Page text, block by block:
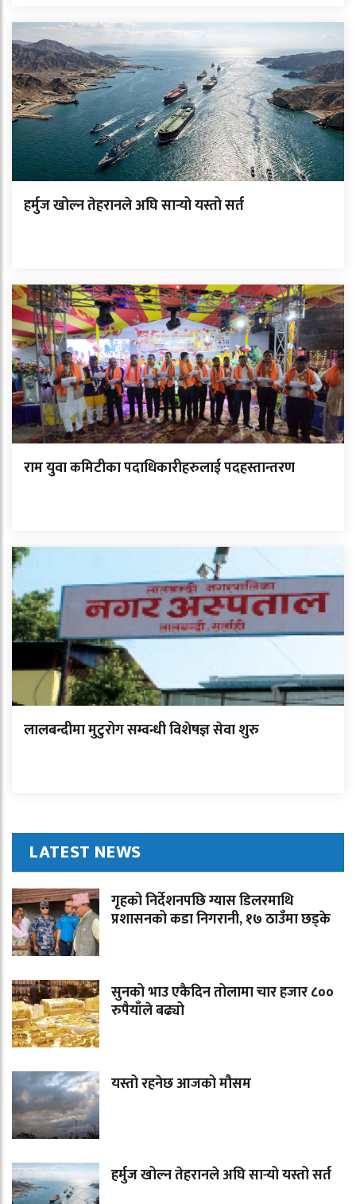
हर्मुज खोल्न तेहरानले अघि सार्‍यो यस्तो सर्त
राम युवा कमिटीका पदाधिकारीहरुलाई पदहस्तान्तरण
लालबन्दीमा मुटुरोग सम्वन्धी विशेषज्ञ सेवा शुरु
LATEST NEWS
गृहको निर्देशनपछि ग्यास डिलरमाथि
प्रशासनको कडा निगरानी, १७ ठाउँमा छड्के
सुनको भाउ एकैदिन तोलामा चार हजार ८००
रुपैयाँले बढ्यो
यस्तो रहनेछ आजको मौसम
हर्मुज खोल्न तेहरानले अघि सार्‍यो यस्तो सर्त